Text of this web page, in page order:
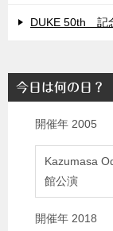
DUKE 50th 記
今日は何の日
開催年 2005
Kazumasa
館公演
開催年 2018